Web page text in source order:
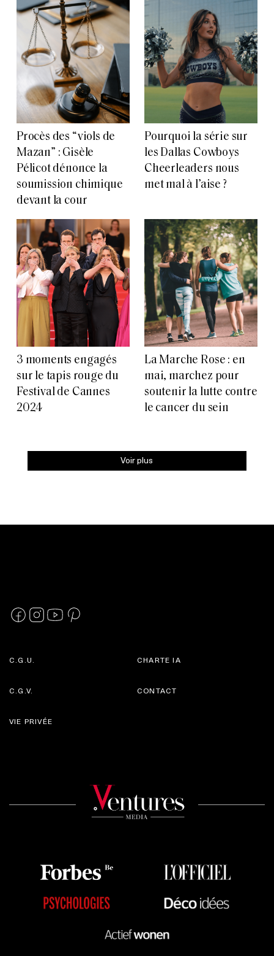
Procès des “viols de
Mazan” : Gisèle
Pélicot dénonce la
soumission chimique
devant la cour
Pourquoi la série sur
les Dallas Cowboys
Cheerleaders nous
met mal à l’aise ?
3 moments engagés
sur le tapis rouge du
Festival de Cannes
2024
La Marche Rose : en
mai, marchez pour
soutenir la lutte contre
le cancer du sein
Voir plus
C.G.U.
C.G.V.
CHARTE IA
CONTACT
VIE PRIVÉE